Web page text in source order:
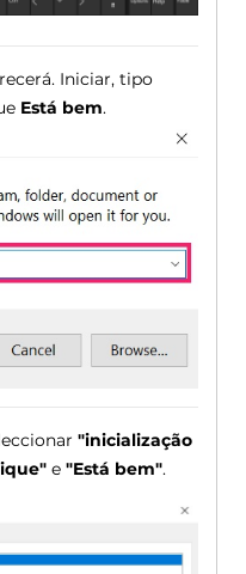
Iniciar, tipo
Está bem.
"inicialização
e"Está bem".